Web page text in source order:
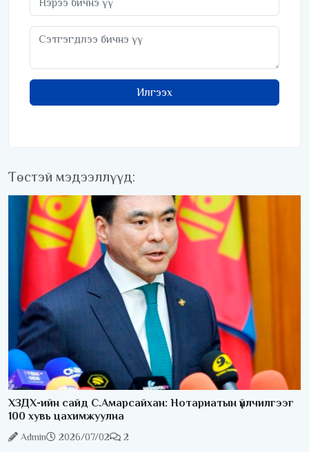
Илгээх
Төстэй мэдээллүүд:
ХЗДХ-ийн сайд С.Амарсайхан: Нотариатын үйлчилгээг
100 хувь цахимжуулна
Admin 2026/07/02
2